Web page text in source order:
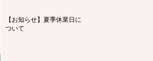
【お知らせ】夏季休業日に
ついて